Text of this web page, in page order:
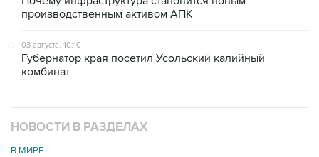
производственным активом АПК
03 августа, 10:10
Губернатор края посетил Усольский калийный
комбинат
НОВОСТИ В РАЗДЕЛАХ
В МИРЕ